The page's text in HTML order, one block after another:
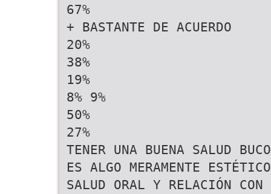
67%
+ BASTANTE DE ACUERDO
20%
38%
19%
8% 9%
50%
27%
TENER UNA BUENA SALUD
ES ALGO MERAMENTE ESTÉTICO
SALUD ORAL Y RELACIÓN